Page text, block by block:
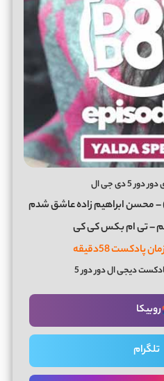
5 دی جی ال
محسن ابراهیم زاده عاشق شدم
– تی ام بکس کی کی
دیجی ال دور دور 5
روبیکا
تلگرام